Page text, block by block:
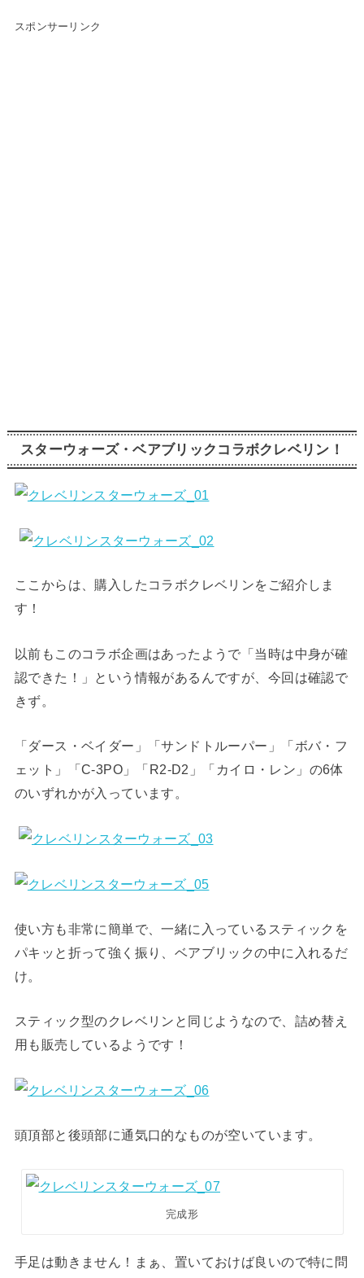
スポンサーリンク
スターウォーズ・ベアブリックコラボクレベリン！
ここからは、購入したコラボクレベリンをご紹介しま
す！
以前もこのコラボ企画はあったようで「当時は中身が確
認できた！」という情報があるんですが、今回は確認で
きず。
「ダース・ベイダー」「サンドトルーパー」「ボバ・フ
ェット」「C-3PO」「R2-D2」「カイロ・レン」の6体
のいずれかが入っています。
使い方も非常に簡単で、一緒に入っているスティックを
パキッと折って強く振り、ベアブリックの中に入れるだ
け。
スティック型のクレベリンと同じようなので、詰め替え
用も販売しているようです！
頭頂部と後頭部に通気口的なものが空いています。
完成形
手足は動きません！まぁ、置いておけば良いので特に問